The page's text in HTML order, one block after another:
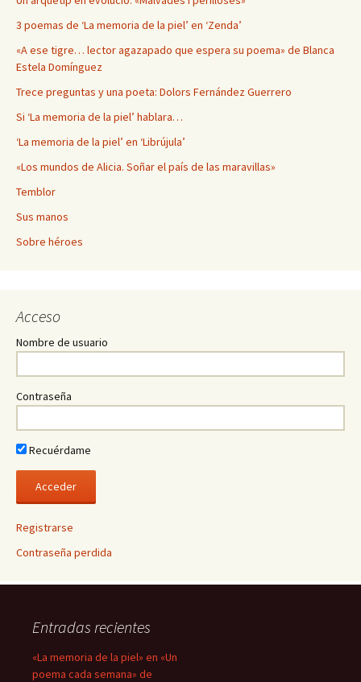
3 poemas de ‘La memoria de la piel’ en ‘Zenda’
«A ese tigre… lector agazapado que espera su poema» de Blanca
Estela Domínguez
Trece preguntas y una poeta: Dolors Fernández Guerrero
Si ‘La memoria de la piel’ hablara…
‘La memoria de la piel’ en ‘Librújula’
«Los mundos de Alicia. Soñar el país de las maravillas»
Temblor
Sus manos
Sobre héroes
Acceso
Nombre de usuario
Contraseña
Recuérdame
Registrarse
Contraseña perdida
Entradas recientes
«La memoria de la piel» en «Un
poema cada semana» de